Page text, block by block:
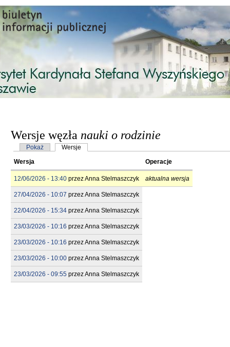
Przejdź do treści
Wersje węzła nauki o rodzinie
Karty podstawowe
Pokaż Wersje
Wersja
Operacje
12/06/2026 - 13:40 przezAnna Stelmaszczyk aktualna wersja
27/04/2026 - 10:07 przezAnna Stelmaszczyk
22/04/2026 - 15:34 przezAnna Stelmaszczyk
23/03/2026 - 10:16 przezAnna Stelmaszczyk
23/03/2026 - 10:16 przezAnna Stelmaszczyk
23/03/2026 - 10:00 przezAnna Stelmaszczyk
23/03/2026 - 09:55 przezAnna Stelmaszczyk